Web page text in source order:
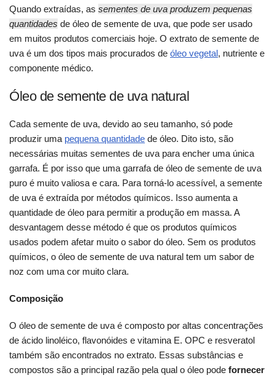
Quando extraídas, as sementes de uva produzem pequenas
quantidades de óleo de semente de uva, que pode ser usado
em muitos produtos comerciais hoje. O extrato de semente de
uva é um dos tipos mais procurados de óleo vegetal, nutriente e
componente médico.
Óleo de semente de uva natural
Cada semente de uva, devido ao seu tamanho, só pode
produzir uma pequena quantidade de óleo. Dito isto, são
necessárias muitas sementes de uva para encher uma única
garrafa. É por isso que uma garrafa de óleo de semente de uva
puro é muito valiosa e cara. Para torná-lo acessível, a semente
de uva é extraída por métodos químicos. Isso aumenta a
quantidade de óleo para permitir a produção em massa. A
desvantagem desse método é que os produtos químicos
usados podem afetar muito o sabor do óleo. Sem os produtos
químicos, o óleo de semente de uva natural tem um sabor de
noz com uma cor muito clara.
Composição
O óleo de semente de uva é composto por altas concentrações
de ácido linoléico, flavonóides e vitamina E. OPC e resveratol
também são encontrados no extrato. Essas substâncias e
compostos são a principal razão pela qual o óleo pode fornecer